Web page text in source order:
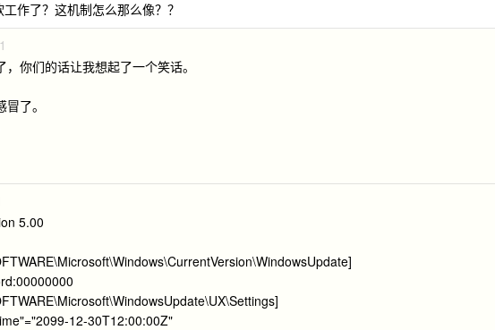
作了？这机制怎么那么像？？
你们的话让我想起了一个笑话。
了。
5.00
12-30T12:00:00Z"